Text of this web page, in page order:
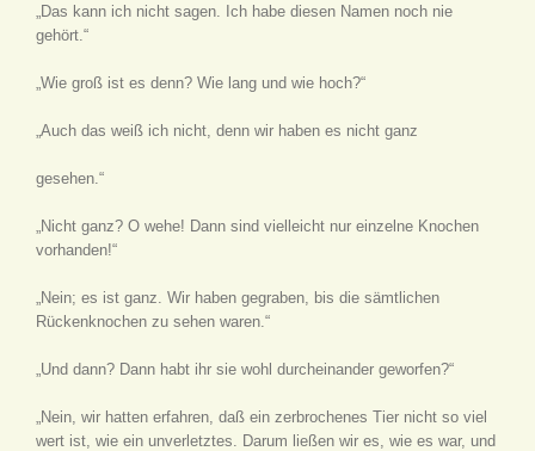
„Das kann ich nicht sagen. Ich habe diesen Namen noch nie
gehört.“
„Wie groß ist es denn? Wie lang und wie hoch?“
„Auch das weiß ich nicht, denn wir haben es nicht ganz
gesehen.“
„Nicht ganz? O wehe! Dann sind vielleicht nur einzelne Knochen
vorhanden!“
„Nein; es ist ganz. Wir haben gegraben, bis die sämtlichen
Rückenknochen zu sehen waren.“
„Und dann? Dann habt ihr sie wohl durcheinander geworfen?“
„Nein, wir hatten erfahren, daß ein zerbrochenes Tier nicht so viel
wert ist, wie ein unverletztes. Darum ließen wir es, wie es war, und